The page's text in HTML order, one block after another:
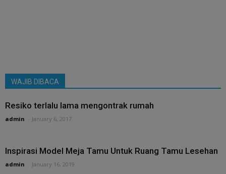
WAJIB DIBACA
Resiko terlalu lama mengontrak rumah
admin January 6, 2017
Inspirasi Model Meja Tamu Untuk Ruang Tamu Lesehan
admin January 16, 2019